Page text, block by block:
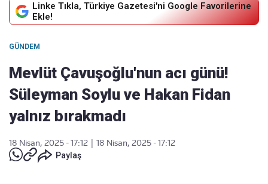
Linke Tıkla, Türkiye Gazetesi'ni Google Favorilerine
Ekle!
GÜNDEM
Mevlüt Çavuşoğlu'nun acı günü!
Süleyman Soylu ve Hakan Fidan
yalnız bırakmadı
18 Nisan, 2025 - 17:12
18 Nisan, 2025 - 17:12
Paylaş